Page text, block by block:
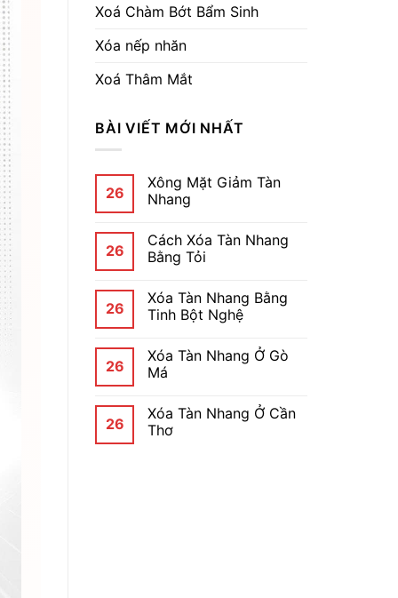
Xoá Chàm Bớt Bẩm Sinh
Xóa nếp nhăn
Xoá Thâm Mắt
BÀI VIẾT MỚI NHẤT
26
Xông Mặt Giảm Tàn
Nhang
26
Cách Xóa Tàn Nhang
Bằng Tỏi
26
Xóa Tàn Nhang Bằng
Tinh Bột Nghệ
26
Xóa Tàn Nhang Ở Gò
Má
26
Xóa Tàn Nhang Ở Cần
Thơ